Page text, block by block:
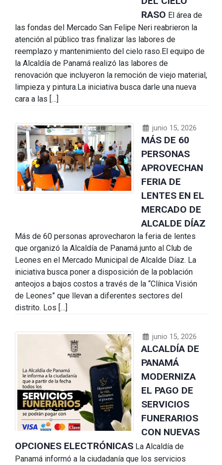
RASO El área de
las fondas del Mercado San Felipe Neri reabrieron la
atención al público tras finalizar las labores de
reemplazo y mantenimiento del cielo raso.El equipo de
la Alcaldía de Panamá realizó las labores de
renovación que incluyeron la remoción de viejo material,
limpieza y pintura.La iniciativa busca darle una nueva
cara a las […]
junio 15, 2026
MÁS DE 60
PERSONAS
APROVECHAN
FERIA DE
LENTES EN EL
MERCADO DE
ALCALDE DÍAZ
Más de 60 personas aprovecharon la feria de lentes
que organizó la Alcaldía de Panamá junto al Club de
Leones en el Mercado Municipal de Alcalde Díaz. La
iniciativa busca poner a disposición de la población
anteojos a bajos costos a través de la “Clínica Visión
de Leones” que llevan a diferentes sectores del
distrito. Los […]
junio 15, 2026
ALCALDÍA DE
PANAMÁ
MODERNIZA
EL PAGO DE
SERVICIOS
FUNERARIOS
CON NUEVAS
OPCIONES ELECTRÓNICAS La Alcaldía de
Panamá informó a la ciudadanía que los servicios